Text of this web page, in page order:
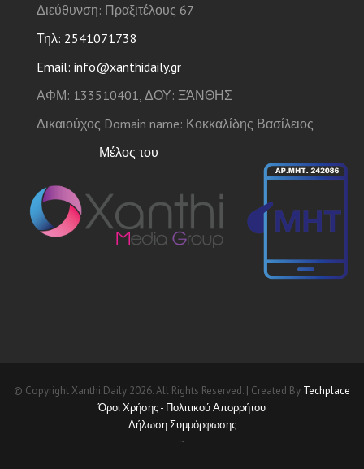
Διεύθυνση: Πραξιτέλους 67
Τηλ: 2541071738
Email: info@xanthidaily.gr
ΑΦΜ: 133510401, ΔΟΥ: ΞΆΝΘΗΣ
Δικαιούχος Domain name: Κοκκαλίδης Βασίλειος
Μέλος του
© Copyright Xanthi Daily 2026. All Rights Reserved. | Created By Techplace
Όροι Χρήσης - Πολιτικού Απορρήτου
Δήλωση Συμμόρφωσης
~